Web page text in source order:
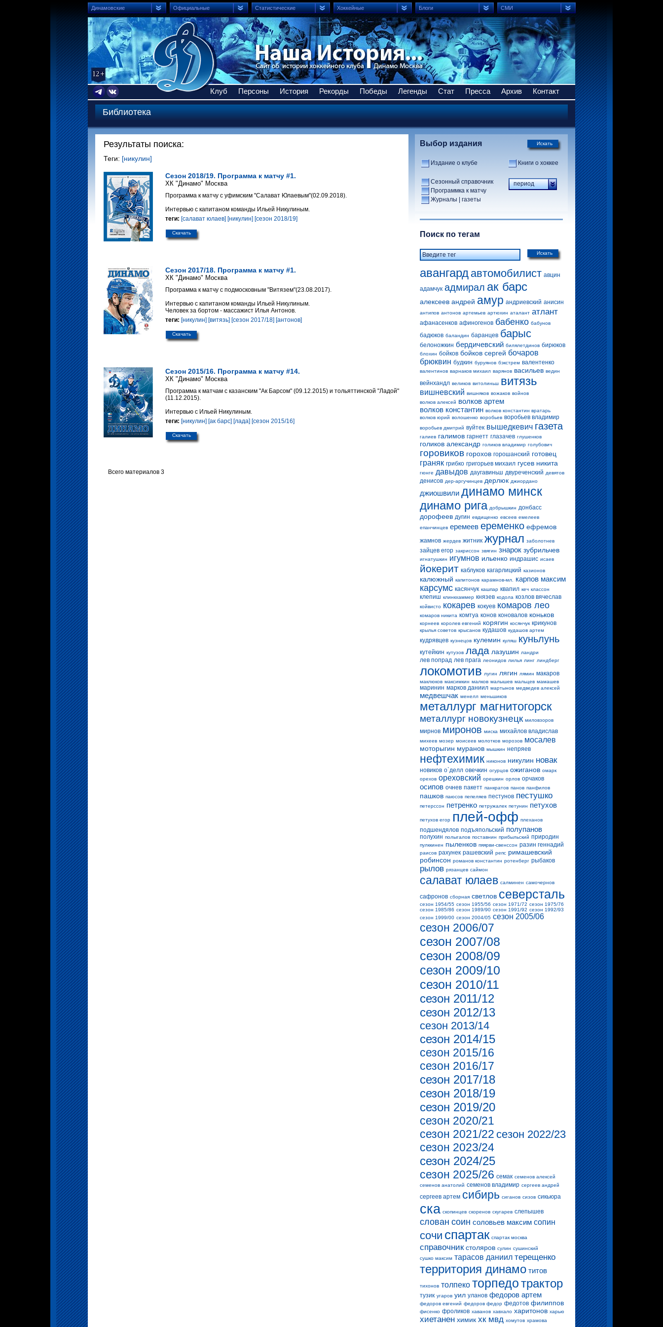
Динамовские Официальные Статистические Хоккейные Блоги СМИ
Клуб Персоны История Рекорды Победы Легенды Стат Пресса Архив Контакт
Библиотека
Результаты поиска:
Теги: [никулин]
Сезон 2018/19. Программа к матчу #1.
ХК "Динамо" Москва
Программа к матчу с уфимским "Салават Юлаевым"(02.09.2018).
Интервью с капитаном команды Ильей Никулиным.
теги: [салават юлаев] [никулин] [сезон 2018/19]
Скачать
Сезон 2017/18. Программа к матчу #1.
ХК "Динамо" Москва
Программа к матчу с подмосковным "Витязем"(23.08.2017).
Интервью с капитаном команды Ильей Никулиным.
Человек за бортом - массажист Илья Антонов.
теги: [никулин] [витязь] [сезон 2017/18] [антонов]
Скачать
Сезон 2015/16. Программа к матчу #14.
ХК "Динамо" Москва
Программа к матчам с казанским "Ак Барсом" (09.12.2015) и тольяттинской "Ладой"
(11.12.2015).
Интервью с Ильей Никулиным.
теги: [никулин] [ак барс] [лада] [сезон 2015/16]
Скачать
Всего материалов 3
Искать
Выбор издания
Издание о клубе Книги о хоккее
Сезонный справочник
Программка к матчу
Журналы | газеты
период
Поиск по тегам
Искать
авангард автомобилист авцин
адамчук адмирал ак барс
алексеев андрей амур андриевский анисин
антипов антонов артемьев артюхин аталант атлант
афанасенков афиногенов бабенко бабунов
бадюков баландин баранцев барыс
белоножкин бердичевский билялетдинов бирюков
блохин бойков бойков сергей бочаров
брюквин будкин буруянов бэкстрем валентенко
валентинов варнаков михаил варянов васильев ведин
вейнхандл великов витолиньш витязь
вишневский вишняков вожаков войнов
волков алексей волков артем
волков константин волков константин вратарь
волков юрий волошенко воробьев воробьев владимир
воробьев дмитрий вуйтек вышедкевич газета
галиев галимов гарнетт глазачев глушенков
голиков александр голиков владимир голубович
горовиков горохов горошанский готовец
граняк грибко григорьев михаил гусев никита
гюнге давыдов даугавиньш двуреченский девятов
денисов дер-аргучинцев дерлюк джиордано
джиошвили динамо минск
динамо рига добрышкин донбасс
дорофеев дугин евдищенко евсеев емелеев
епанчинцев еремеев еременко ефремов
жамнов жердев житник журнал заболотнев
зайцев егор закриссон звягин знарок зубрильчев
игнатушкин игумнов ильенко индрашис исаев
йокерит каблуков кагарлицкий казионов
калюжный капитонов карамнов-мл. карпов максим
карсумс касянчук кашпар квапил кеч классон
клепиш клинкхаммер князев кодола козлов вячеслав
койвисто кокарев кокуев комаров лео
комаров никита комтуа конов коновалов коньков
корнеев королев евгений корягин косянчук крикунов
крылья советов крысанов кудашов кудашов артем
кудрявцев кузнецов кулемин куляш куньлунь
кутейкин кутузов лада лазушин ландри
лев попрад лев прага леонидов лилья линг линдберг
локомотив лугин лягин лямин макаров
маклюков максимкин малков малышев мальцев мамашев
маринин марков даниил мартынов медведев алексей
медвешчак менелл меньшиков
металлург магнитогорск
металлург новокузнецк миловзоров
мирнов миронов миска михайлов владислав
михеев мозер моисеев молотков морозов мосалев
моторыгин муранов мышкин непряев
нефтехимик никонов никулин новак
новиков о`делл овечкин огурцов ожиганов омарк
орехов ореховский орешкин орлов орчаков
осипов очнев пакетт панкратов панов панфилов
пашков паюсов пепеляев пестунов пестушко
петерссон петренко петружалек петунин петухов
петухов егор плей-офф плеханов
подшендялов подъяпольский полупанов
полухин полыгалов поставнин прибыльский природин
пулккинен пыленков пяярви-свенссон разин геннадий
раисов рахунек рашевский репс римашевский
робинсон романов константин ротенберг рыбаков
рылов рязанцев саймон
салават юлаев салминен самочернов
сафронов сборная светлов северсталь
сезон 1954/55 сезон 1955/56 сезон 1971/72 сезон 1975/76
сезон 1985/86 сезон 1989/90 сезон 1991/92 сезон 1992/93
сезон 1999/00 сезон 2004/05 сезон 2005/06
сезон 2006/07
сезон 2007/08
сезон 2008/09
сезон 2009/10
сезон 2010/11
сезон 2011/12
сезон 2012/13
сезон 2013/14
сезон 2014/15
сезон 2015/16
сезон 2016/17
сезон 2017/18
сезон 2018/19
сезон 2019/20
сезон 2020/21
сезон 2021/22 сезон 2022/23
сезон 2023/24
сезон 2024/25
сезон 2025/26 семак семенов алексей
семенов анатолий семенов владимир сергеев андрей
сергеев артем сибирь сиганов сизов сикьюра
ска скопинцев скоренов скугарев слепышев
слован соин соловьев максим сопин
сочи спартак спартак москва
справочник столяров сулин сушинский
сушко максим тарасов даниил терещенко
территория динамо титов
тихонов толпеко торпедотрактор
тузик угаров уил уланов федоров артем
федоров евгений федоров федор федотов филиппов
фисенко фроликов хаванов хавхало харитонов харью
хиетанен химик хк мвд хомутов храмова